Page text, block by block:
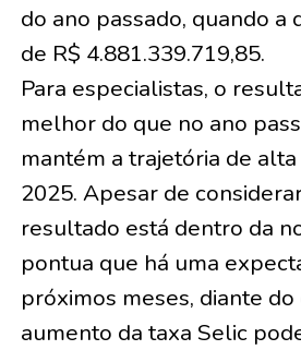
do ano passado, quando a
de R$ 4.881.339.719,85.
Para especialistas, o
melhor do que no ano
mantém a trajetória de
2025. Apesar de
resultado está dentro da
pontua que há uma
próximos meses, diante
aumento da taxa Selic